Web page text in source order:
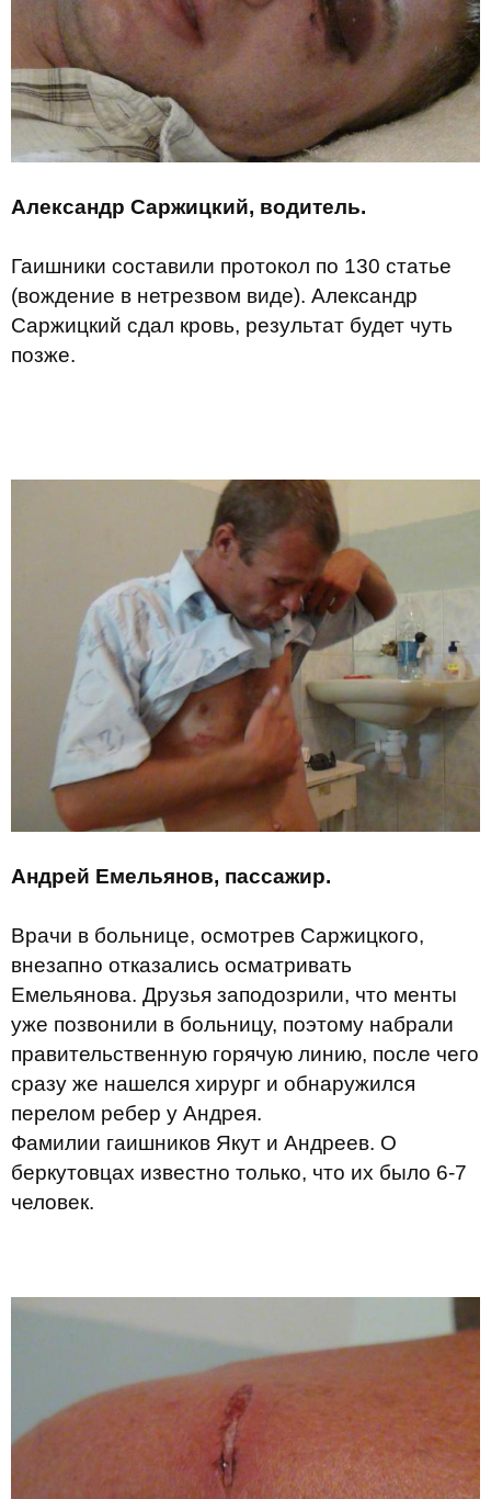
Александр Саржицкий, водитель.
Гаишники составили протокол по 130 статье
(вождение в нетрезвом виде). Александр
Саржицкий сдал кровь, результат будет чуть
позже.
Андрей Емельянов, пассажир.
Врачи в больнице, осмотрев Саржицкого,
внезапно отказались осматривать
Емельянова. Друзья заподозрили, что менты
уже позвонили в больницу, поэтому набрали
правительственную горячую линию, после чего
сразу же нашелся хирург и обнаружился
перелом ребер у Андрея.
Фамилии гаишников Якут и Андреев. О
беркутовцах известно только, что их было 6-7
человек.